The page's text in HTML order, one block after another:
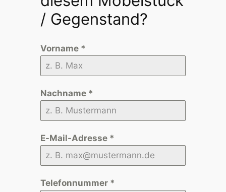
/ Gegenstand?
Vorname *
Nachname *
E-Mail-Adresse *
Telefonnummer *